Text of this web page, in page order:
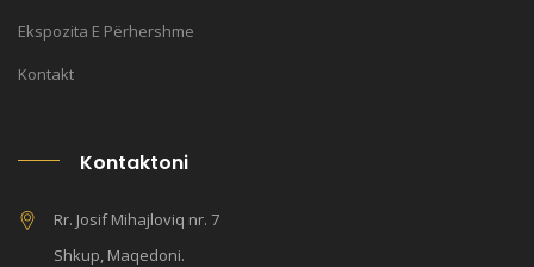
Ekspozita E Përhershme
Kontakt
Kontaktoni
Rr. Josif Mihajloviq nr. 7
Shkup, Maqedoni.